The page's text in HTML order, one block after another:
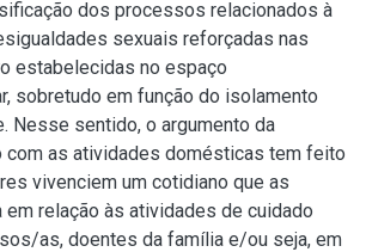
dos processos relacionados à
sexuais reforçadas nas
estabelecidas no espaço
sobretudo em função do isolamento
Nesse sentido, o argumento da
com as atividades domésticas tem feito
vivenciem um cotidiano que as
em relação às atividades de cuidado
as, doentes da família e/ou seja, em